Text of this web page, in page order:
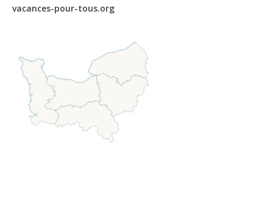
vacances-pour-tous.org